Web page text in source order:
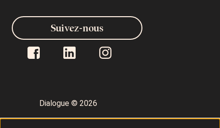
Dialogue © 2026
Suivez-nous